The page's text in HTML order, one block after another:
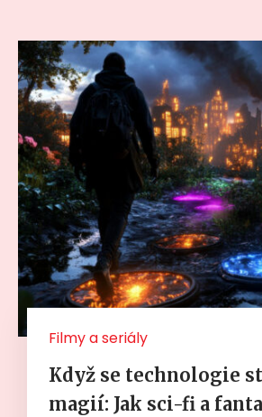
Filmy a seriály
Když se technologie
magií: Jak sci-fi a